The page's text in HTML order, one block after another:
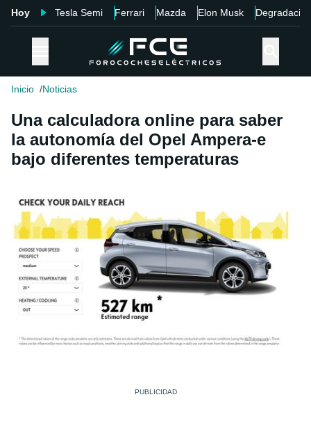
Hoy Tesla Semi Ferrari Mazda Elon Musk Degradación
Inicio Noticias
Una calculadora online para saber
la autonomía del Opel Ampera-e
bajo diferentes temperaturas